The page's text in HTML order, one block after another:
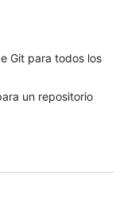
Git para todos los
un repositorio